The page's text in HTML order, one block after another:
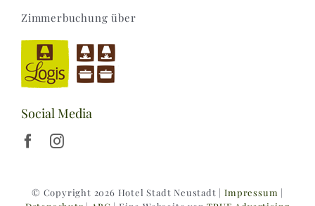
Zimmerbuchung über
Social Media
© Copyright 2026 Hotel Stadt Neustadt |Impressum |